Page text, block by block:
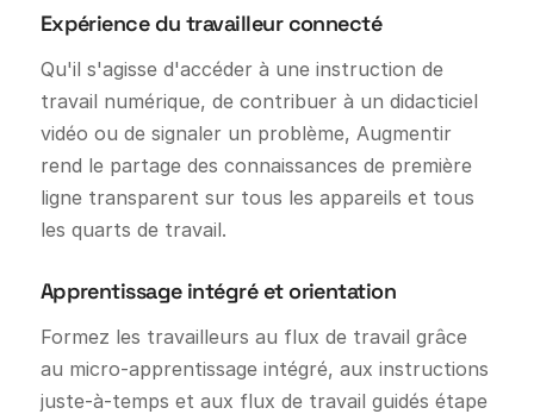
Expérience du travailleur connecté
Qu'il s'agisse d'accéder à une instruction de
travail numérique, de contribuer à un didacticiel
vidéo ou de signaler un problème, Augmentir
rend le partage des connaissances de première
ligne transparent sur tous les appareils et tous
les quarts de travail.
Apprentissage intégré et orientation
Formez les travailleurs au flux de travail grâce
au micro-apprentissage intégré, aux instructions
juste-à-temps et aux flux de travail guidés étape